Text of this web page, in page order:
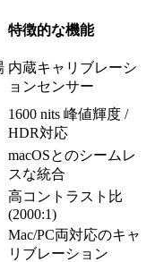
特徴的な機能
内蔵キャリブレーシ
ョンセンサー
1600 nits 峰値輝度 /
HDR対応
macOSとのシームレ
スな統合
高コントラスト比
(2000:1)
Mac/PC両対応のキャ
リブレーション